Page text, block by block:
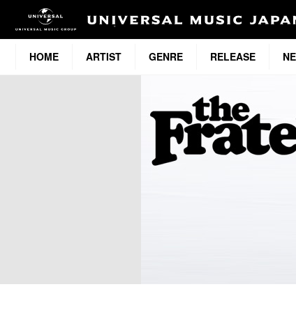
HOME ARTIST GENRE RELEASE